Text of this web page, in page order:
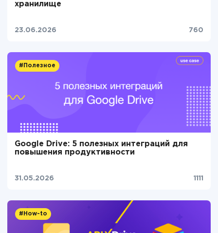
хранилище
23.06.2026 760
#Полезное
Google Drive: 5 полезных интеграций для
повышения продуктивности
31.05.2026 1111
#How-to